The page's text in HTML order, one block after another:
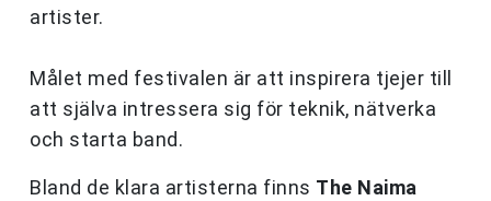
artister.
Målet med festivalen är att inspirera tjejer till
att själva intressera sig för teknik, nätverka
och starta band.
Bland de klara artisterna finns The Naima